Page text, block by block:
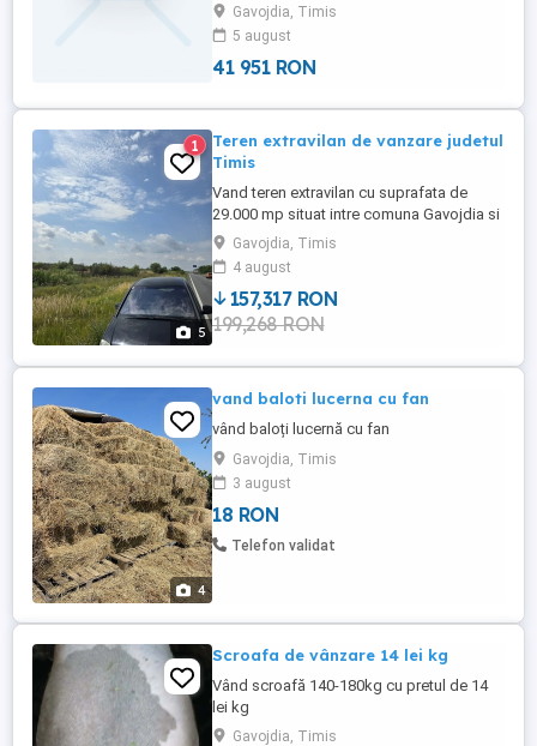
Gavojdia, Timis
5 august
41 951 RON
5
1
Teren extravilan de vanzare judetul
Timis
Vand teren extravilan cu suprafata de
29.000 mp situat intre comuna Gavojdia si
Jena. Are deschidere la soseaua
europeana pana la calea ferata. Este
cadastrat si intabulat, direct proprietar.
Pretul este de 28.000.
Gavojdia, Timis
4 august
157,317 RON
199,268 RON
4
vand baloti lucerna cu fan
vând baloți lucernă cu fan
Gavojdia, Timis
3 august
18 RON
Telefon validat
Scroafa de vânzare 14 lei kg
Vând scroafă 140-180kg cu pretul de 14
lei kg
Gavojdia, Timis